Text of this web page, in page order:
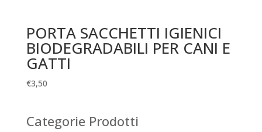
PORTA SACCHETTI IGIENICI
BIODEGRADABILI PER CANI E
GATTI
€3,50
Categorie Prodotti